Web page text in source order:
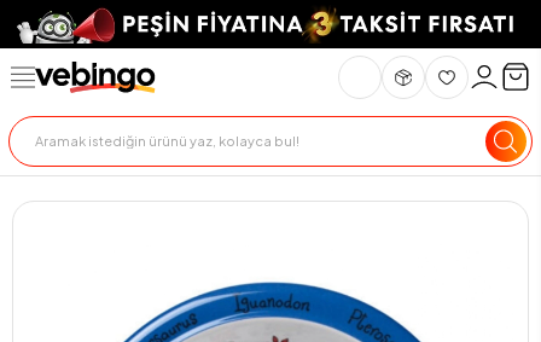
Genel Bakış Ürün Açıklaması Teslimat Ve İade Ödeme